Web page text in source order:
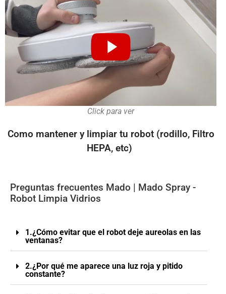
Click para ver
Como mantener y limpiar tu robot (rodillo, Filtro
HEPA, etc)
Preguntas frecuentes Mado | Mado Spray -
Robot Limpia Vidrios
1.¿Cómo evitar que el robot deje aureolas en las
ventanas?
2.¿Por qué me aparece una luz roja y pitido
constante?